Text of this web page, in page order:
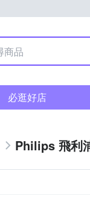
必逛好店
Philips 飛利